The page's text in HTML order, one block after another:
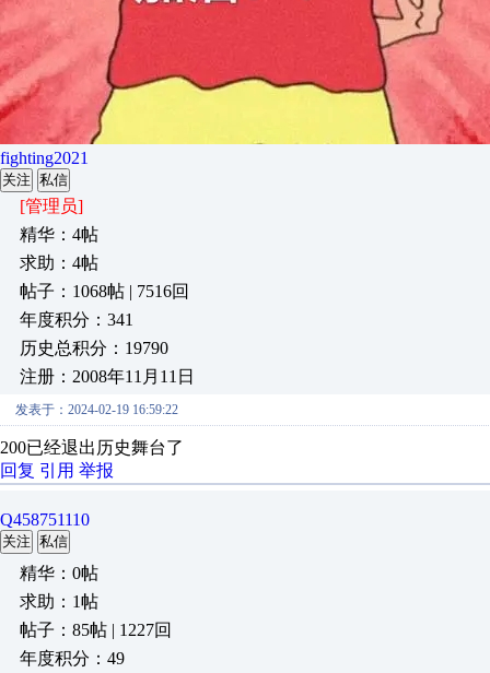
fighting2021
关注 私信
[管理员]
精华：4帖
求助：4帖
帖子：1068帖 | 7516回
年度积分：341
历史总积分：19790
注册：2008年11月11日
发表于：2024-02-19 16:59:22
200已经退出历史舞台了
回复 引用 举报
Q458751110
关注 私信
精华：0帖
求助：1帖
帖子：85帖 | 1227回
年度积分：49